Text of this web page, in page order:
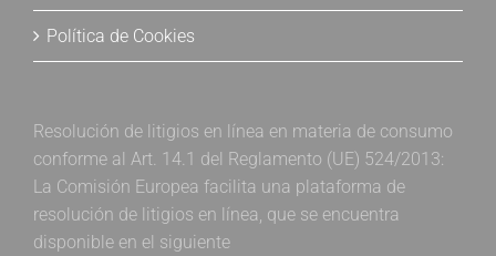
Política de Cookies
Resolución de litigios en línea en materia de consumo
conforme al Art. 14.1 del Reglamento (UE) 524/2013:
La Comisión Europea facilita una plataforma de
resolución de litigios en línea, que se encuentra
disponible en el siguiente